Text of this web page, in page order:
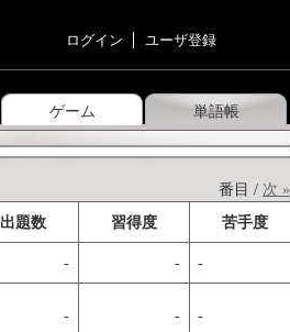
ログイン ユーザ登録
ゲーム 単語帳
番目 / 次 »
出題数 習得度 苦手度
- - -
- - -